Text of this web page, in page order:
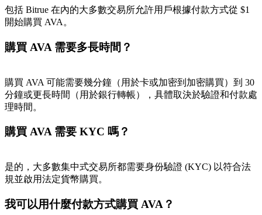
包括 Bitrue 在內的大多數交易所允許用戶根據付款方式從 $1
開始購買 AVA。
購買 AVA 需要多長時間？
購買 AVA 可能需要幾分鐘（用於卡或加密到加密購買）到 30
分鐘或更長時間（用於銀行轉帳），具體取決於驗證和付款處
理時間。
購買 AVA 需要 KYC 嗎？
是的，大多數集中式交易所都需要身份驗證 (KYC) 以符合法
規並啟用法定貨幣購買。
我可以用什麼付款方式購買 AVA？